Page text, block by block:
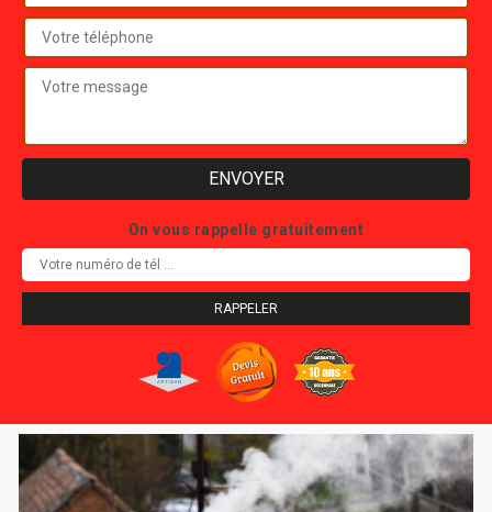
On vous rappelle gratuitement